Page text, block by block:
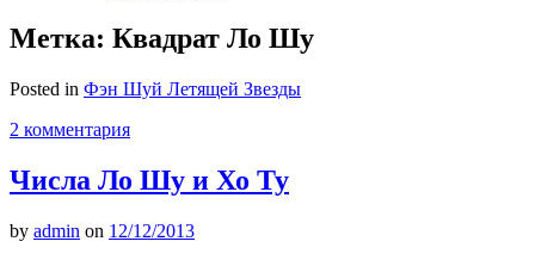
Метка: Квадрат Ло Шу
Posted in Фэн Шуй Летящей Звезды
2 комментария
Числа Ло Шу и Хо Ту
by admin on 12/12/2013